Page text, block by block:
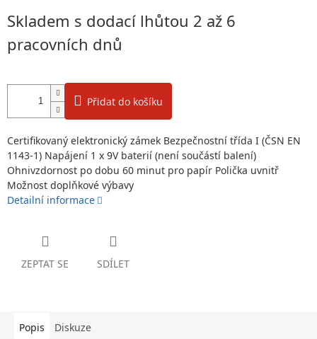
cena:
Skladem s dodací lhůtou 2 až 6
pracovních dnů
Přidat do košíku
Certifikovaný elektronický zámek Bezpečnostní třída I (ČSN EN
1143-1) Napájení 1 x 9V baterií (není součástí balení)
Ohnivzdornost po dobu 60 minut pro papír Polička uvnitř
Možnost doplňkové výbavy
Detailní informace
ZEPTAT SE SDÍLET
Popis Diskuze